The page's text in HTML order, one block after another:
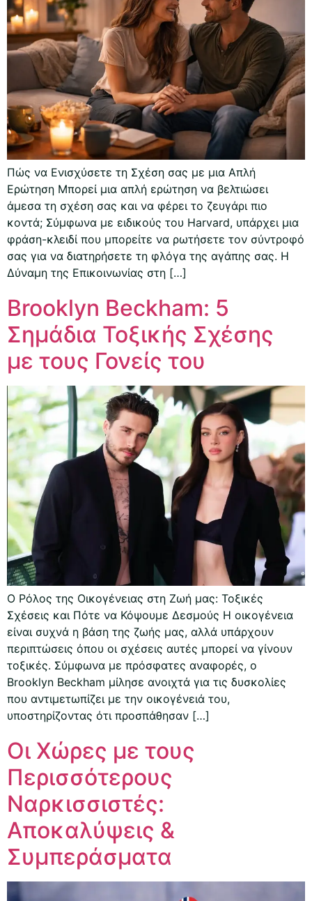
Πώς να Ενισχύσετε τη Σχέση σας με μια Απλή
Ερώτηση Μπορεί μια απλή ερώτηση να βελτιώσει
άμεσα τη σχέση σας και να φέρει το ζευγάρι πιο
κοντά; Σύμφωνα με ειδικούς του Harvard, υπάρχει μια
φράση-κλειδί που μπορείτε να ρωτήσετε τον σύντροφό
σας για να διατηρήσετε τη φλόγα της αγάπης σας. Η
Δύναμη της Επικοινωνίας στη […]
Brooklyn Beckham: 5
Σημάδια Τοξικής Σχέσης
με τους Γονείς του
Ο Ρόλος της Οικογένειας στη Ζωή μας: Τοξικές
Σχέσεις και Πότε να Κόψουμε Δεσμούς Η οικογένεια
είναι συχνά η βάση της ζωής μας, αλλά υπάρχουν
περιπτώσεις όπου οι σχέσεις αυτές μπορεί να γίνουν
τοξικές. Σύμφωνα με πρόσφατες αναφορές, ο
Brooklyn Beckham μίλησε ανοιχτά για τις δυσκολίες
που αντιμετωπίζει με την οικογένειά του,
υποστηρίζοντας ότι προσπάθησαν […]
Οι Χώρες με τους
Περισσότερους
Ναρκισσιστές:
Αποκαλύψεις &
Συμπεράσματα